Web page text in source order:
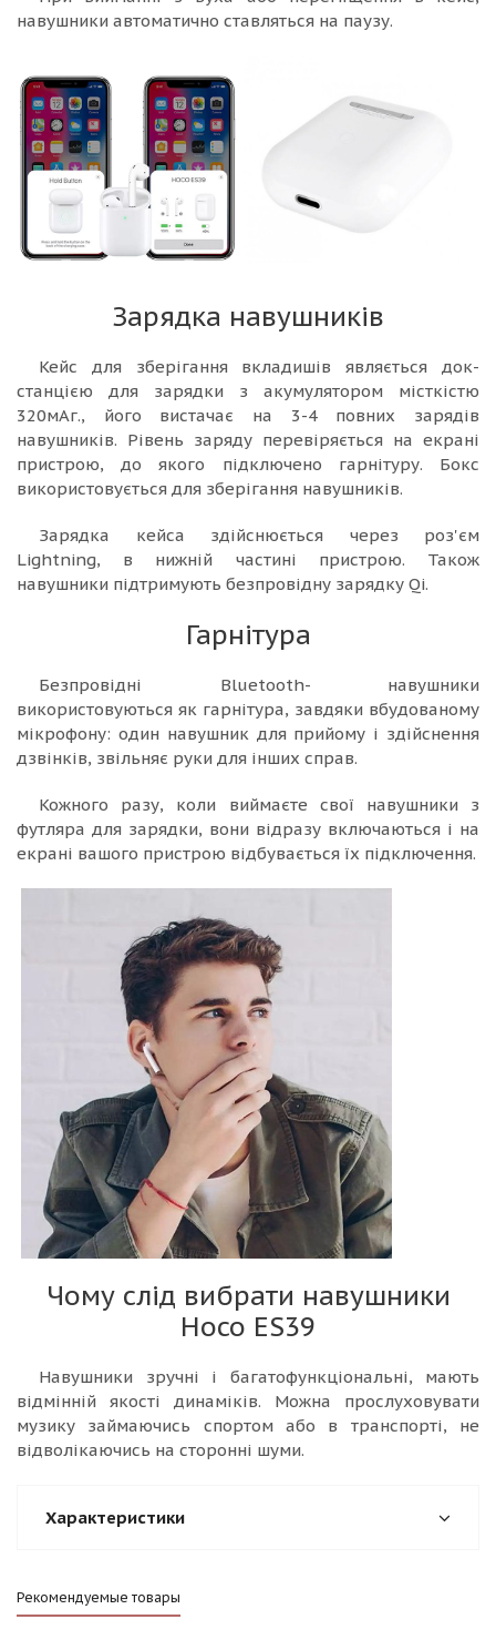
навушники автоматично ставляться на паузу.
Зарядка навушників
Кейс для зберігання вкладишів являється док-
станцією для зарядки з акумулятором місткістю
320мАг., його вистачає на 3-4 повних зарядів
навушників. Рівень заряду перевіряється на екрані
пристрою, до якого підключено гарнітуру. Бокс
використовується для зберігання навушників.
Зарядка кейса здійснюється через роз'єм
Lightning, в нижній частині пристрою. Також
навушники підтримують безпровідну зарядку Qi.
Гарнітура
Безпровідні Bluetooth- навушники
використовуються як гарнітура, завдяки вбудованому
мікрофону: один навушник для прийому і здійснення
дзвінків, звільняє руки для інших справ.
Кожного разу, коли виймаєте свої навушники з
футляра для зарядки, вони відразу включаються і на
екрані вашого пристрою відбувається їх підключення.
Чому слід вибрати навушники
Hoco ES39
Навушники зручні і багатофункціональні, мають
відмінній якості динаміків. Можна прослуховувати
музику займаючись спортом або в транспорті, не
відволікаючись на сторонні шуми.
Характеристики
Рекомендуемые товары